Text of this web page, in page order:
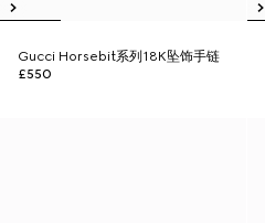
Gucci Horsebit系列18K坠饰手链
£550